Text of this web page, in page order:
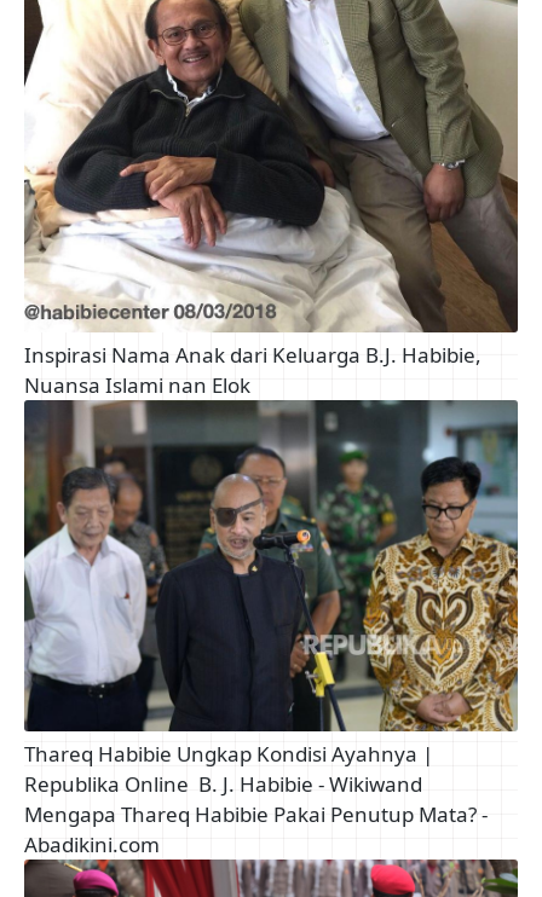
Inspirasi Nama Anak dari Keluarga B.J. Habibie,
Nuansa Islami nan Elok
Thareq Habibie Ungkap Kondisi Ayahnya |
Republika Online B. J. Habibie - Wikiwand
Mengapa Thareq Habibie Pakai Penutup Mata? -
Abadikini.com